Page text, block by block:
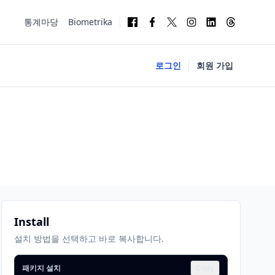
통계마당 Biometrika
로그인 회원 가입
Install
설치 방법을 선택하고 바로 복사합니다.
패키지 설치